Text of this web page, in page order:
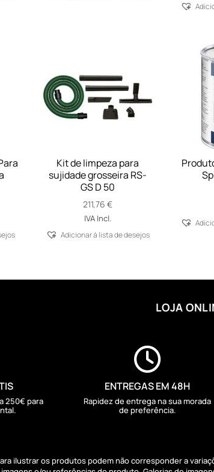
Kit de limpeza para
sujidade grosseira RS-
GS D 50
211,76€
IVA Incl.
Adicionar á lista de desejos
LOJA
250€ para

ENTREGAS EM 48H
Rapidez de entrega na sua morada
de preferência.
ilustrar os produtos podem não corresponder a